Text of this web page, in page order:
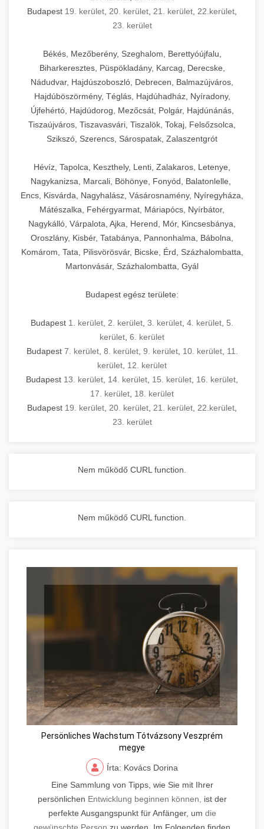
Budapest 19. kerület 20. kerület 21. kerület 22.kerület
23. kerület
Békés, Mezőberény, Szeghalom, Berettyóújfalu,
Biharkeresztes, Püspökladány, Karcag, Derecske,
Nádudvar, Hajdúszoboszló, Debrecen, Balmazújváros,
Hajdúböszörmény, Téglás, Hajdúhadház, Nyíradony,
Újfehértó, Hajdúdorog, Mezőcsát, Polgár, Hajdúnánás,
Tiszaújváros, Tiszavasvári, Tiszalök, Tokaj, Felsőzsolca,
Szikszó, Szerencs, Sárospatak, Zalaszentgrót
Hévíz, Tapolca, Keszthely, Lenti, Zalakaros, Letenye,
Nagykanizsa, Marcali, Böhönye, Fonyód, Balatonlelle,
Encs, Kisvárda, Nagyhalász, Vásárosnamény, Nyíregyháza,
Mátészalka, Fehérgyarmat, Máriapócs, Nyírbátor,
Nagykálló, Várpalota, Ajka, Herend, Mór, Kincsesbánya,
Oroszlány, Kisbér, Tatabánya, Pannonhalma, Bábolna,
Komárom, Tata, Pilisvörösvár, Bicske, Érd, Százhalombatta,
Martonvásár, Százhalombatta, Gyál
Budapest egész területe:
Budapest 1. kerület 2. kerület 3. kerület 4. kerület 5.
kerület 6. kerület
Budapest 7. kerület, 8. kerület, 9. kerület, 10. kerület, 11.
kerület 12. kerület
Budapest 13. kerület 14. kerület 15. kerület 16. kerület
17. kerület 18. kerület
Budapest 19. kerület 20. kerület 21. kerület 22.kerület
23. kerület
Nem működő CURL function.
Nem működő CURL function.
Persönliches Wachstum Tótvázsony Veszprém
megye
Írta: Kovács Dorina
Eine Sammlung von Tipps, wie Sie mit Ihrer
persönlichen Entwicklung beginnen können, ist der
perfekte Ausgangspunkt für Anfänger, um die